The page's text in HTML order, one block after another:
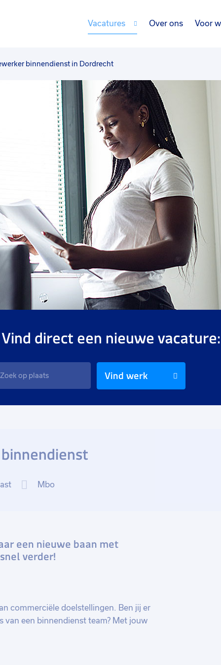
Vacatures Over ons Voor
binnendienst in Dordrecht
direct een nieuwe vacature:
Vind werk
Mbo
een nieuwe baan met
verder!
commerciële doelstellingen. Ben jij er
van een binnendienst team? Met jouw
en klantgerichte aanpak ben jij een